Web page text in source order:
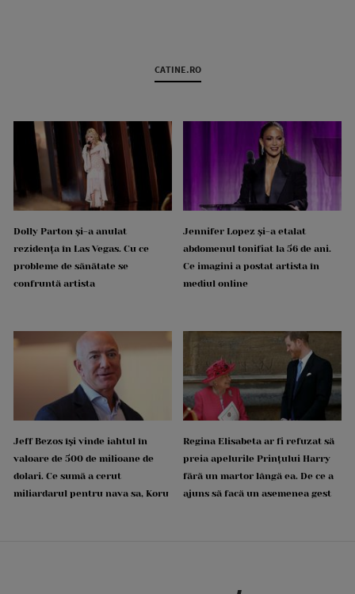
CATINE.RO
Dolly Parton și-a anulat
rezidența în Las Vegas. Cu ce
probleme de sănătate se
confruntă artista
Jennifer Lopez și-a etalat
abdomenul tonifiat la 56 de ani.
Ce imagini a postat artista în
mediul online
Jeff Bezos își vinde iahtul în
valoare de 500 de milioane de
dolari. Ce sumă a cerut
miliardarul pentru nava sa, Koru
Regina Elisabeta ar fi refuzat să
preia apelurile Prințului Harry
fără un martor lângă ea. De ce a
ajuns să facă un asemenea gest